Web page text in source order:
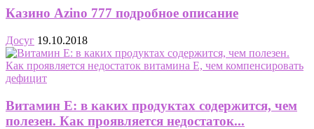
Казино Azino 777 подробное описание
Досуг 19.10.2018
Витамин Е: в каких продуктах содержится, чем
полезен. Как проявляется недостаток...